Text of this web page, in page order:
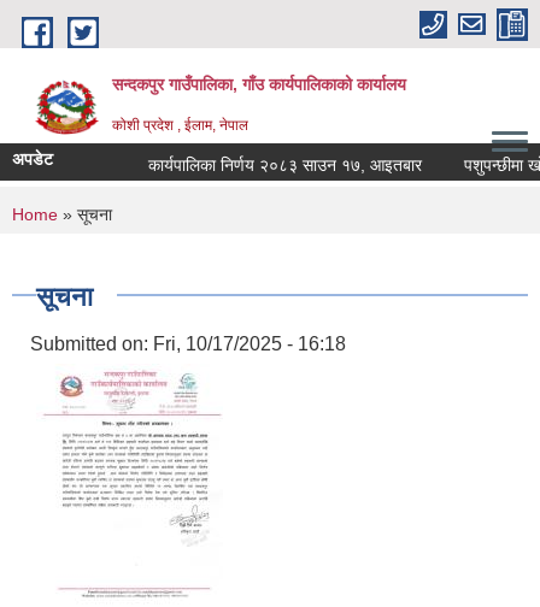
Skip to main content
सन्दकपुर गाउँपालिका, गाँउ कार्यपालिकाको कार्यालय
कोशी प्रदेश , ईलाम, नेपाल
अपडेट कार्यपालिका निर्णय २०८३ साउन १७, आइतबार पशुपन्छीमा
You are here
Home » सूचना
सूचना
Submitted on: Fri, 10/17/2025 - 16:18